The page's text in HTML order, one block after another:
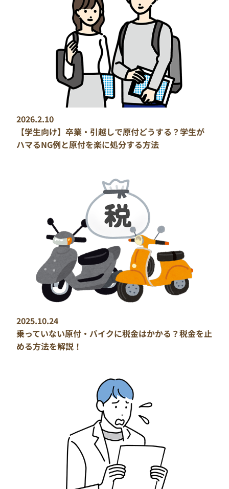
2026.2.10
【学生向け】卒業・引越しで原付どうする？学生が
ハマるNG例と原付を楽に処分する方法
2025.10.24
乗っていない原付・バイクに税金はかかる？税金を止
める方法を解説！